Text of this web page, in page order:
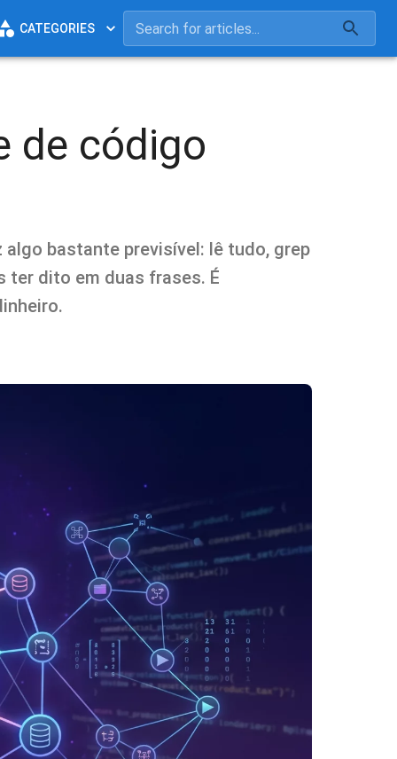
CATEGORIES
de código
bastante previsível: lê tudo, grep
ter dito em duas frases. É